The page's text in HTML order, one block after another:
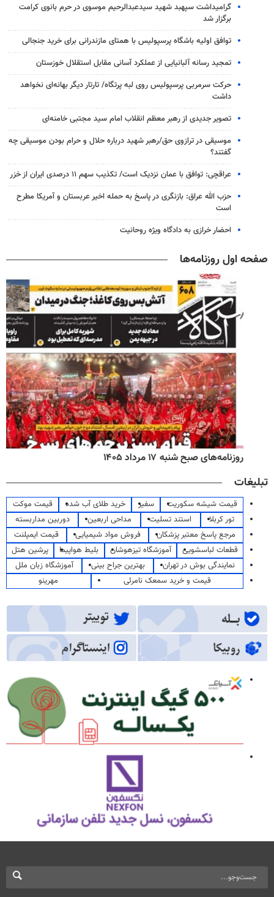
گرامیداشت سپهبد شهید سیدعبدالرحیم موسوی در حرم بانوی کرامت
برگزار شد
توافق اولیه باشگاه پرسپولیس با همتای مازندرانی برای خرید جنجالی
تمجید رسانه آلبانیایی از عملکرد آسانی مقابل استقلال خوزستان
حرکت سرمربی پرسپولیس روی لبه پرتگاه/ تارتار دیگر بهانه‌ای نخواهد
داشت
تصویر جدیدی از رهبر معظم انقلاب امام سید مجتبی خامنه‌ای
موسیقی در ترازوی حق/رهبر شهید درباره حلال و حرام بودن موسیقی چه
گفتند؟
عراقچی: توافق با عمان نزدیک است/ تکذیب سهم ۱۱ درصدی ایران از خزر
حزب الله عراق: بازنگری در پاسخ به حمله اخیر عربستان و آمریکا مطرح
است
احضار خرازی به دادگاه ویژه روحانیت
صفحه اول روزنامه‌ها
روزنامه‌های صبح شنبه ۱۷ مرداد ۱۴۰۵
تبلیغات
قیمت شیشه سکوریت سفیر خرید طلای آب شده
قیمت موکت
تور کربلا
استند تسلیت مداحی اربعین
دوربین مداربسته
مرجع پاسخ معتبر پزشکان
فروش مواد شیمیایی
قیمت ایمپلنت
قطعات لباسشویی
آموزشگاه تیزهوشان بلیط هواپیما
پرشین هتل
نمایندگی بوش در تهران
بهترین جراح بینی
آموزشگاه زبان ملل
قیمت و خرید سمعک نامرئی
مهرینو